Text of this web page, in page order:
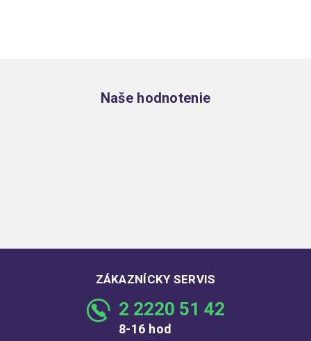
Naše hodnotenie
ZÁKAZNÍCKY SERVIS
2 2220 51 42
8-16 hod